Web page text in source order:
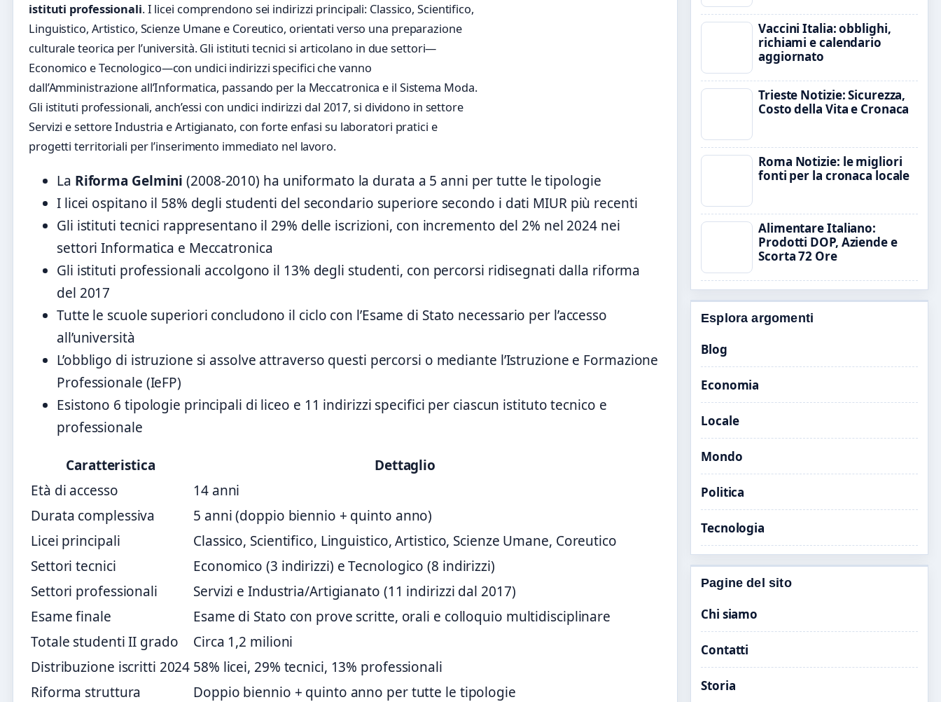
istituti professionali. I licei comprendono sei indirizzi principali: Classico, Scientifico,
Linguistico, Artistico, Scienze Umane e Coreutico, orientati verso una preparazione
culturale teorica per l’università. Gli istituti tecnici si articolano in due settori—
Economico e Tecnologico—con undici indirizzi specifici che vanno
dall’Amministrazione all’Informatica, passando per la Meccatronica e il Sistema Moda.
Gli istituti professionali, anch’essi con undici indirizzi dal 2017, si dividono in settore
Servizi e settore Industria e Artigianato, con forte enfasi su laboratori pratici e
progetti territoriali per l’inserimento immediato nel lavoro.
La Riforma Gelmini (2008-2010) ha uniformato la durata a 5 anni per tutte le tipologie
I licei ospitano il 58% degli studenti del secondario superiore secondo i dati MIUR più recenti
Gli istituti tecnici rappresentano il 29% delle iscrizioni, con incremento del 2% nel 2024 nei
settori Informatica e Meccatronica
Gli istituti professionali accolgono il 13% degli studenti, con percorsi ridisegnati dalla riforma
del 2017
Tutte le scuole superiori concludono il ciclo con l’Esame di Stato necessario per l’accesso
all’università
L’obbligo di istruzione si assolve attraverso questi percorsi o mediante l’Istruzione e Formazione
Professionale (IeFP)
Esistono 6 tipologie principali di liceo e 11 indirizzi specifici per ciascun istituto tecnico e
professionale
Caratteristica
Dettaglio
Età di accesso
14 anni
Durata complessiva
5 anni (doppio biennio + quinto anno)
Licei principali
Classico, Scientifico, Linguistico, Artistico, Scienze Umane, Coreutico
Settori tecnici
Economico (3 indirizzi) e Tecnologico (8 indirizzi)
Settori professionali
Servizi e Industria/Artigianato (11 indirizzi dal 2017)
Esame finale
Esame di Stato con prove scritte, orali e colloquio multidisciplinare
Totale studenti II grado
Circa 1,2 milioni
Distribuzione iscritti 2024 58% licei, 29% tecnici, 13% professionali
Riforma struttura
Doppio biennio + quinto anno per tutte le tipologie
Vaccini Italia: obblighi,
richiami e calendario
aggiornato
Trieste Notizie: Sicurezza,
Costo della Vita e Cronaca
Roma Notizie: le migliori
fonti per la cronaca locale
Alimentare Italiano:
Prodotti DOP, Aziende e
Scorta 72 Ore
Esplora argomenti
Blog
Economia
Locale
Mondo
Politica
Tecnologia
Pagine del sito
Chi siamo
Contatti
Storia